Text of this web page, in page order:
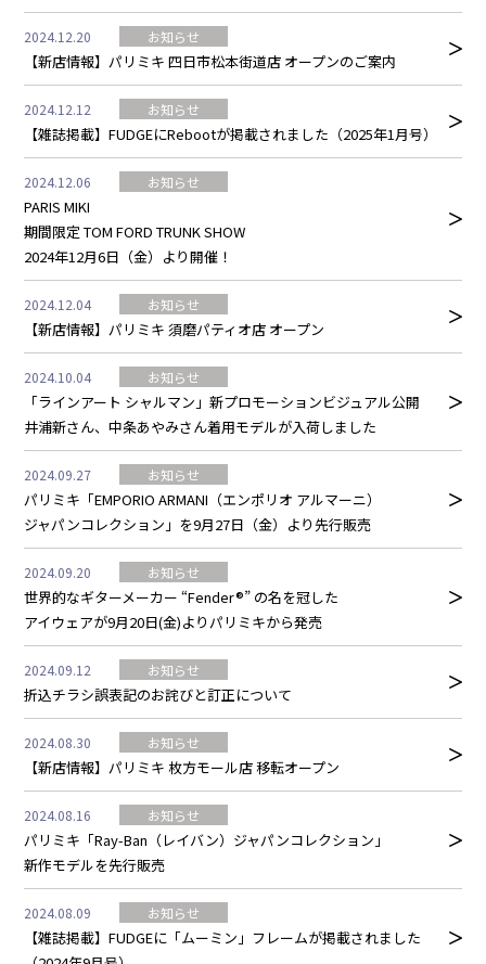
2024.12.20 お知らせ
【新店情報】パリミキ 四日市松本街道店 オープンのご案内
2024.12.12 お知らせ
【雑誌掲載】FUDGEにRebootが掲載されました（2025年1月号）
2024.12.06 お知らせ
PARIS MIKI
期間限定 TOM FORD TRUNK SHOW
2024年12月6日（金）より開催！
2024.12.04 お知らせ
【新店情報】パリミキ 須磨パティオ店 オープン
2024.10.04 お知らせ
「ラインアート シャルマン」新プロモーションビジュアル公開
井浦新さん、中条あやみさん着用モデルが入荷しました
2024.09.27 お知らせ
パリミキ「EMPORIO ARMANI（エンポリオ アルマーニ）
ジャパンコレクション」を9月27日（金）より先行販売
2024.09.20 お知らせ
世界的なギターメーカー “Fender®︎” の名を冠した
アイウェアが9月20日(金)よりパリミキから発売
2024.09.12 お知らせ
折込チラシ誤表記のお詫びと訂正について
2024.08.30 お知らせ
【新店情報】パリミキ 枚方モール店 移転オープン
2024.08.16 お知らせ
パリミキ「Ray-Ban（レイバン）ジャパンコレクション」
新作モデルを先行販売
2024.08.09 お知らせ
【雑誌掲載】FUDGEに「ムーミン」フレームが掲載されました